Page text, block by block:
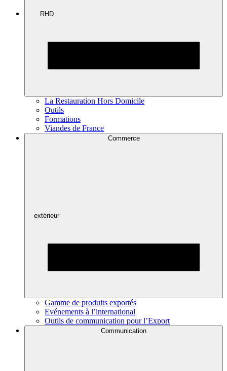
RHD
La Restauration Hors Domicile
Outils
Formations
Viandes de France
Commerce
extérieur
Gamme de produits exportés
Evénements à l’international
Outils de communication pour l’Export
Communication